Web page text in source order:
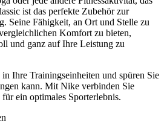
ist das perfekte Zubehör zur
Seine Fähigkeit, an Ort und Stelle zu
Komfort zu bieten,
und ganz auf Ihre Leistung zu
Ihre Trainingseinheiten und spüren Sie
kann. Mit Nike verbinden Sie
ein optimales Sporterlebnis.